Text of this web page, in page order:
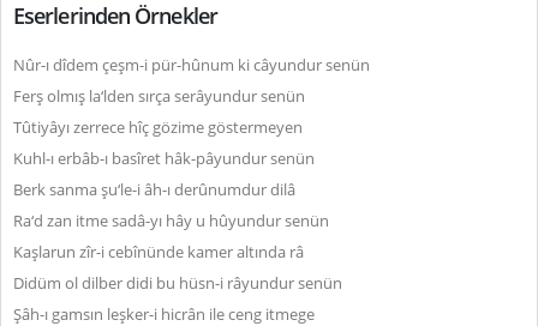
Eserlerinden Örnekler
Nûr-ı dîdem çeşm-i pür-hûnum ki câyundur senün
Ferş olmış la‘lden sırça serâyundur senün
Tûtiyâyı zerrece hîç gözime göstermeyen
Kuhl-ı erbâb-ı basîret hâk-pâyundur senün
Berk sanma şu‘le-i âh-ı derûnumdur dilâ
Ra‘d zan itme sadâ-yı hây u hûyundur senün
Kaşlarun zîr-i cebînünde kamer altında râ
Didüm ol dilber didi bu hüsn-i râyundur senün
Şâh-ı gamsın leşker-i hicrân ile ceng itmege